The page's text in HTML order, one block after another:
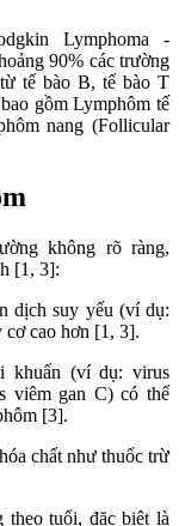
Lymphoma -
90% các trường
tế bào B, tế bào T
gồm Lymphôm tế
nang (Follicular
không rõ ràng,
[1, 3]:
dịch suy yếu (ví dụ:
cơ cao hơn [1, 3].
khuẩn (ví dụ: virus
viêm gan C) có thể
[3].
chất như thuốc trừ
theo tuổi, đặc biệt là